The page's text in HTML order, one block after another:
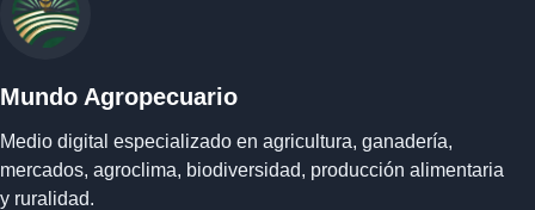
Mundo Agropecuario
Medio digital especializado en agricultura, ganadería,
mercados, agroclima, biodiversidad, producción alimentaria
y ruralidad.